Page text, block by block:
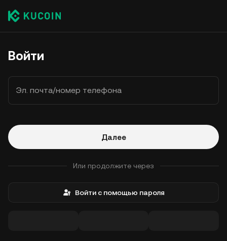
Войти
Эл. почта/номер телефона
Далее
Или продолжите через
Войти с помощью пароля